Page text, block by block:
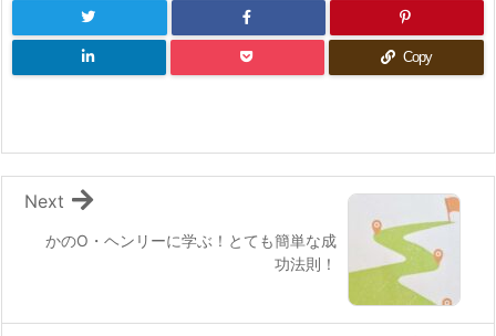
Copy
かのO・ヘンリーに学ぶ！とても簡単な成
功法則！
Next